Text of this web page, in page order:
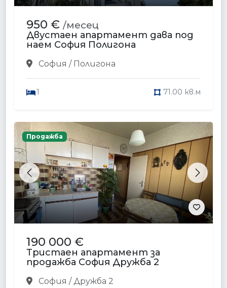
950 € /месец
Двустаен апартамент дава под
наем София Полигона
София / Полигона
1 71.00 кв.м
Previous Next
Продажба
190 000 €
Тристаен апартамент за
продажба София Дружба 2
София / Дружба 2